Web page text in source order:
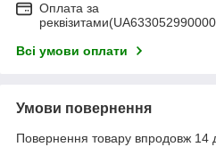
Оплата за
Всі умови оплати
Умови повернення
Повернення товару впродовж 14